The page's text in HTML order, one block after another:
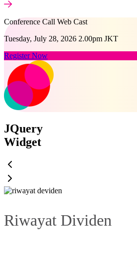
Conference Call Web Cast
Tuesday, July 28, 2026 2.00pm JKT
Register Now
JQuery
Widget
Riwayat Dividen